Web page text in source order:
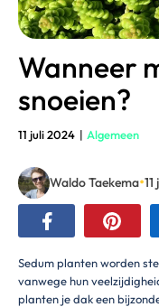
Wanneer
snoeien?
11 juli 2024 | Algemeen
Waldo Taekema•
Sedum planten worden
vanwege hun
planten je dak een